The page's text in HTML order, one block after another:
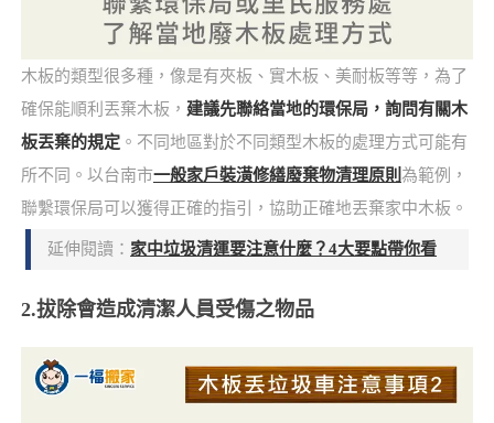
木板的類型很多種，像是有夾板、實木板、美耐板等等，為了
確保能順利丟棄木板， 建議先聯絡當地的環保局，詢問有關木
板丟棄的規定。不同地區對於不同類型木板的處理方式可能有
所不同。以台南市一般家戶裝潢修繕廢棄物清理原則 為範例，
聯繫環保局可以獲得正確的指引，協助正確地丟棄家中木板。
延伸閱讀： 家中垃圾清運要注意什麼？4大要點帶你看
2.拔除會造成清潔人員受傷之物品